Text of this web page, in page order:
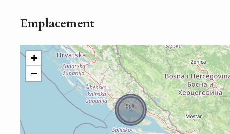
Emplacement
+
−